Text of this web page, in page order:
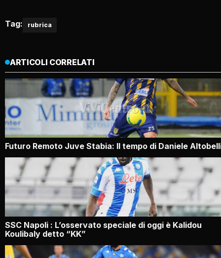
Tag: rubrica
ARTICOLI CORRELATI
Futuro Remoto Juve Stabia: Il tempo di Daniele
SSC Napoli : L’osservato speciale di oggi è Kalidou
Koulibaly detto “KK”